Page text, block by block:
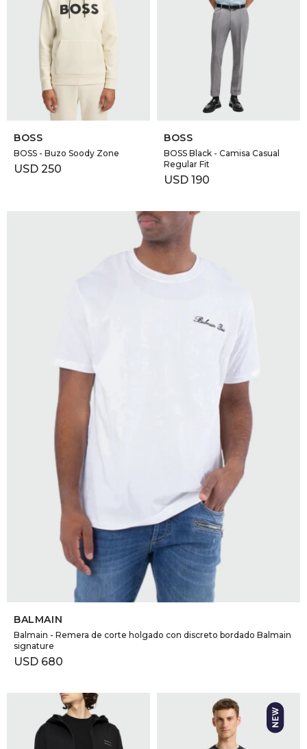
SELECCIONAR TALLE
BOSS
BOSS - Buzo Soody Zone
USD 250
SELECCIONAR TALLE
BOSS
BOSS Black - Camisa Casual
Regular Fit
USD 190
SELECCIONAR TALLE
BALMAIN
Balmain - Remera de corte holgado con discreto bordado Balmain
signature
USD 680